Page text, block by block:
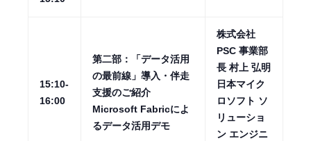
15:10-
16:00
第二部：「データ活用
の最前線」導入・伴走
支援のご紹介
Microsoft Fabricによ
るデータ活用デモ
株式会社
PSC 事業部
長 村上 弘明
日本マイク
ロソフト ソ
リューショ
ン エンジニ